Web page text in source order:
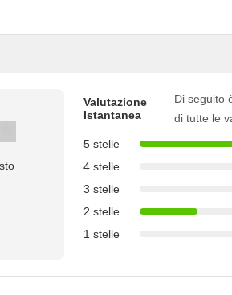
Valutazione
Istantanea
Di seguito
di tutte le
5 stelle
4 stelle
3 stelle
2 stelle
1 stelle